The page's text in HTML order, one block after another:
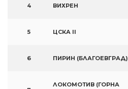
4 ВИХРЕН
5 ЦСКА II
6 ПИРИН (БЛАГОЕВГРАД)
ЛОКОМОТИВ (ГОРНА